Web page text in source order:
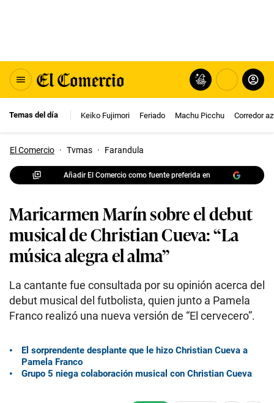
Temas del día Keiko Fujimori Feriado Machu Picchu Corredor
El Comercio · Tvmas · Farandula
Añadir El Comercio como fuente preferida en
Maricarmen Marín sobre el debut
musical de Christian Cueva: “La
música alegra el alma”
La cantante fue consultada por su opinión acerca del
debut musical del futbolista, quien junto a Pamela
Franco realizó una nueva versión de “El cervecero”.
El sorprendente desplante que le hizo Christian Cueva a
Pamela Franco
Grupo 5 niega colaboración musical con Christian Cueva